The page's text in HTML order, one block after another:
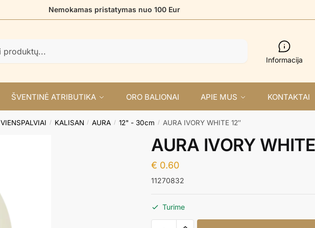
Nemokamas pristatymas nuo 100 Eur
Informacija
ŠVENTINĖ ATRIBUTIKA ORO BALIONAI APIE MUS KONTAKTAI
VIENSPALVIAI / KALISAN / AURA / 12" - 30cm / AURA IVORY WHITE 12″
AURA IVORY
€ 0.60
11270832
Turime
produkto